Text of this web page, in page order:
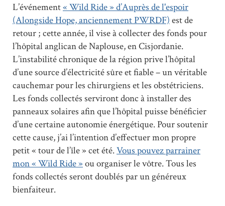
L’événement« Wild Ride » d’Auprès de l'espoir
(Alongside Hope, anciennement PWRDF)est de
retour ; cette année, il vise à collecter des fonds pour
l’hôpital anglican de Naplouse, en Cisjordanie.
L’instabilité chronique de la région prive l’hôpital
d’une source d’électricité sûre et fiable – un véritable
cauchemar pour les chirurgiens et les obstétriciens.
Les fonds collectés serviront donc à installer des
panneaux solaires afin que l’hôpital puisse bénéficier
d’une certaine autonomie énergétique. Pour soutenir
cette cause, j’ai l’intention d’effectuer mon propre
petit « tour de l’île » cet été.Vous pouvez parrainer
mon « Wild Ride »ou organiser le vôtre. Tous les
fonds collectés seront doublés par un généreux
bienfaiteur.